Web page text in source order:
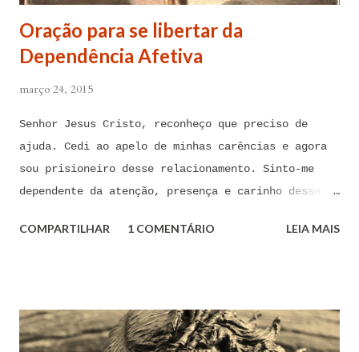
Oração para se libertar da
Dependência Afetiva
março 24, 2015
Senhor Jesus Cristo, reconheço que preciso de
ajuda. Cedi ao apelo de minhas carências e agora
sou prisioneiro desse relacionamento. Sinto-me
dependente da atenção, presença e carinho dessa
para me libertar da influência dessas tentações. A
tentação me venceu. E confesso a minha culpa por
ter cedido às suas insinuações me deixando
COMPARTILHAR 1 COMENTÁRIO LEIA MAIS